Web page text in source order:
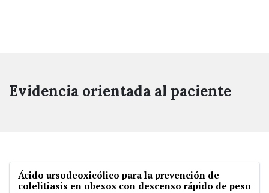
Evidencia orientada al paciente
Ácido ursodeoxicólico para la prevención de
colelitiasis en obesos con descenso rápido de peso